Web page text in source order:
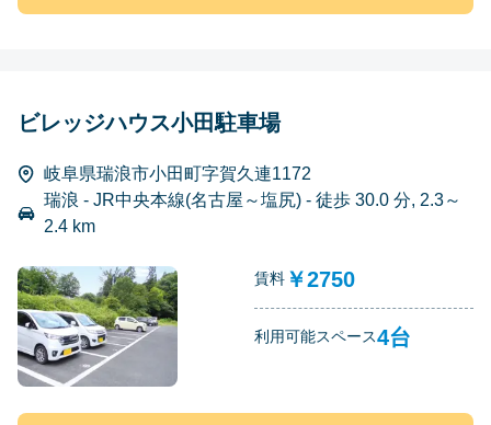
ビレッジハウス小田駐車場
岐阜県瑞浪市小田町字賀久連1172
瑞浪 - JR中央本線(名古屋～塩尻) - 徒歩 30.0 分, 2.3～
2.4 km
賃料 ￥2750
利用可能スペース4台